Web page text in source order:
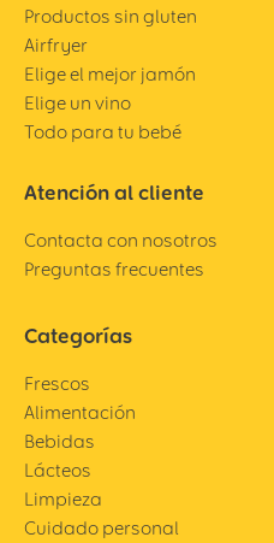
Productos sin gluten
Airfryer
Elige el mejor jamón
Elige un vino
Todo para tu bebé
Atención al cliente
Contacta con nosotros
Preguntas frecuentes
Categorías
Frescos
Alimentación
Bebidas
Lácteos
Limpieza
Cuidado personal